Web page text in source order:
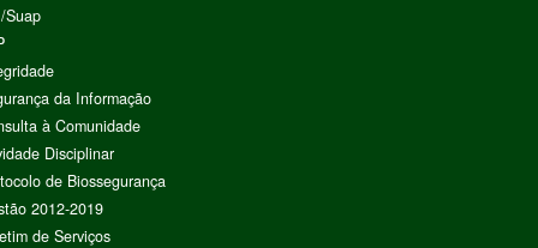
Suap
da Informação
à Comunidade
Disciplinar
de Biossegurança
2012-2019
de Serviços